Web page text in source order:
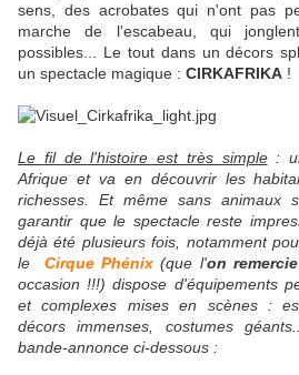
sens, des acrobates qui n'ont pas
marche de l'escabeau, qui
possibles... Le tout dans un décors
un spectacle magique : CIRKAFRIKA !
Le fil de l'histoire est très simple:
Afrique et va en découvrir les
richesses. Et même sans animaux
garantir que le spectacle reste
déjà été plusieurs fois, notamment
le
Cirque Phénix (que l'on
occasion !!!) dispose d'équipements
et complexes mises en scènes :
décors immenses, costumes
bande-annonce ci-dessous :